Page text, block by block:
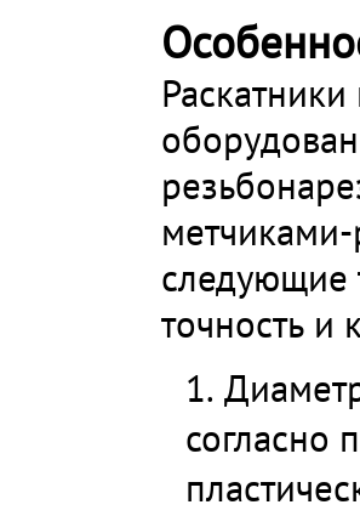
следующие
точность и
согласно